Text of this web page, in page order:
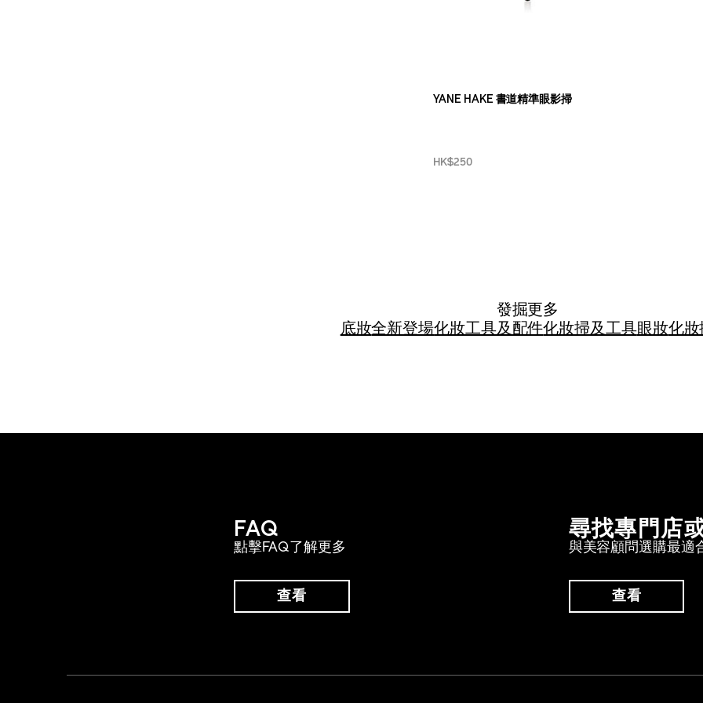
YANE HAKE 書道精準眼影掃
HK$250
發掘更多
底妝全新登場化妝工具及配件化妝掃及工具眼妝化妝
FAQ
點擊FAQ了解更多
查看
尋找專門店
與美容顧問選購最適
查看